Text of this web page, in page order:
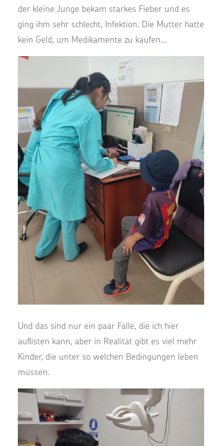
der kleine Junge bekam starkes Fieber und es
ging ihm sehr schlecht, Infektion. Die Mutter hatte
kein Geld, um Medikamente zu kaufen…
Und das sind nur ein paar Fälle, die ich hier
auflisten kann, aber in Realität gibt es viel mehr
Kinder, die unter so welchen Bedingungen leben
müssen.